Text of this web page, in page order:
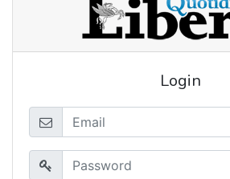
Login